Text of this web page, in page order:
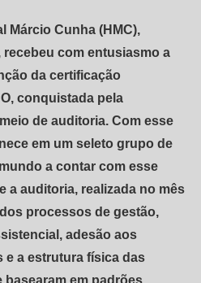
Márcio Cunha (HMC),
com entusiasmo a
da certificação
conquistada pela
de auditoria. Com esse
em um seleto grupo de
a contar com esse
a auditoria, realizada no mês
processos de gestão,
adesão aos
a estrutura física das
basearam em padrões